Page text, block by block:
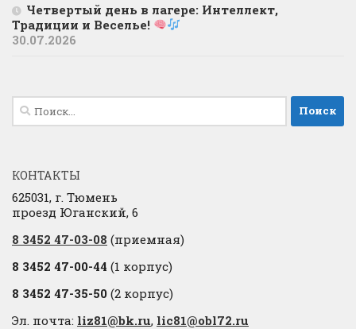
Четвертый день в лагере: Интеллект,
Традиции и Веселье!
30.07.2026
Найти:
КОНТАКТЫ
625031, г. Тюмень
проезд Юганский, 6
8 3452 47-03-08 (приемная)
8 3452 47-00-44 (1 корпус)
8 3452 47-35-50 (2 корпус)
Эл. почта: liz81@bk.ru, lic81@obl72.ru